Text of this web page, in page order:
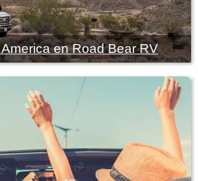
en Road Bear RV